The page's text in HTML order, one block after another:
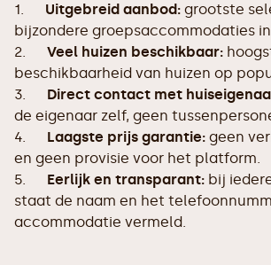
1. Uitgebreid aanbod: grootste
bijzondere groepsaccommodaties
2. Veel huizen beschikbaar:
beschikbaarheid van huizen op
3. Direct contact met
de eigenaar zelf, geen
4. Laagste prijs garantie: geen
en geen provisie voor het platform.
5. Eerlijk en transparant: bij
staat de naam en het
accommodatie vermeld.